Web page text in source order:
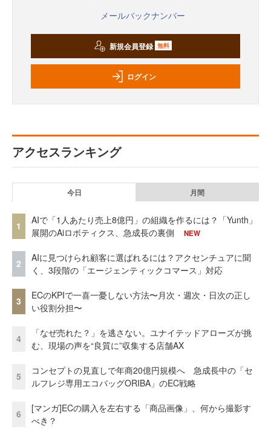
メールバックナンバー
新規会員登録 無料
ログイン
アクセスランキング
今日 月間
1
AIで「1人あたり売上8億円」の組織を作るには？「Yunth」
展開のAiロボティクス、急成長の裏側
NEW
2
AIに見つけられ顧客に選ばれるには？アクセンチュアに聞
く、3段階の「エージェンティックコマース」対応
3
ECのKPIで一喜一憂しない方法〜月次・週次・日次の正し
い役割分担〜
4
「なぜ売れた？」を逃さない。ユナイテッドアローズが挑
む、現場の声を“良質に”収集する店舗AX
5
コンセプトの見直しで年商20億円規模へ 急成長中の「セ
ルフレジ専用エコバッグORIBA」のEC戦略
6
[マンガ]ECの購入を左右する「商品画像」、何から撮影す
べき？